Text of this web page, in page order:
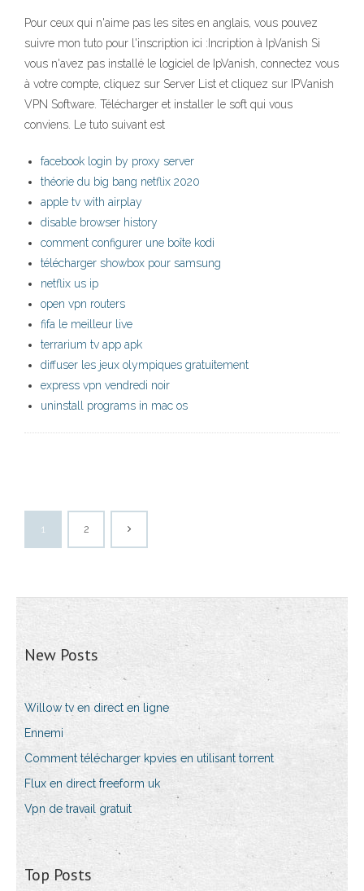
Pour ceux qui n'aime pas les sites en anglais, vous pouvez
suivre mon tuto pour l'inscription ici :Incription à IpVanish Si
vous n'avez pas installé le logiciel de IpVanish, connectez vous
à votre compte, cliquez sur Server List et cliquez sur IPVanish
VPN Software. Télécharger et installer le soft qui vous
conviens. Le tuto suivant est
facebook login by proxy server
théorie du big bang netflix 2020
apple tv with airplay
disable browser history
comment configurer une boîte kodi
télécharger showbox pour samsung
netflix us ip
open vpn routers
fifa le meilleur live
terrarium tv app apk
diffuser les jeux olympiques gratuitement
express vpn vendredi noir
uninstall programs in mac os
1 2
New Posts
Willow tv en direct en ligne
Ennemi
Comment télécharger kpvies en utilisant torrent
Flux en direct freeform uk
Vpn de travail gratuit
Top Posts